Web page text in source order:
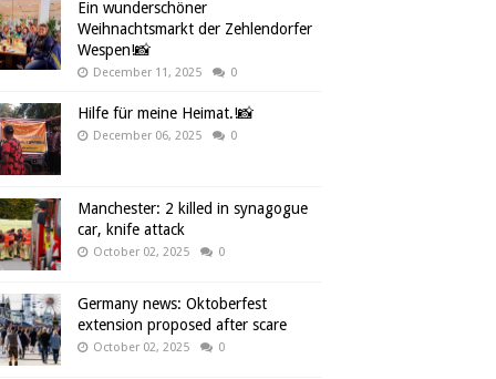
Ein wunderschöner
Weihnachtsmarkt der Zehlendorfer
Wespen!📸
December 11, 2025 0
Hilfe für meine Heimat.!📸
December 06, 2025 0
Manchester: 2 killed in synagogue
car, knife attack
October 02, 2025 0
Germany news: Oktoberfest
extension proposed after scare
October 02, 2025 0